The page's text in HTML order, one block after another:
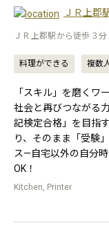
ＪＲ上郡
ＪＲ上郡駅から徒歩３分
料理ができる 複数
「スキル」を磨くワ
社会と再びつながる
記検定合格」を目指
り、そのまま「受験
ス—自宅以外の自分
OK！
Kitchen, Printer